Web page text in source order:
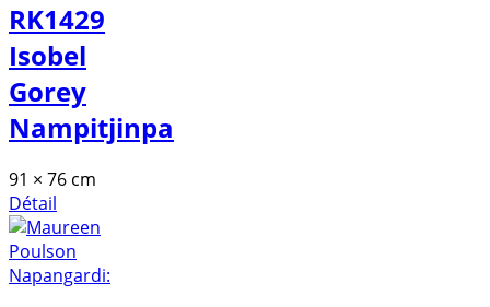
RK1429
Isobel
Gorey
Nampitjinpa
91 × 76 cm
Détail